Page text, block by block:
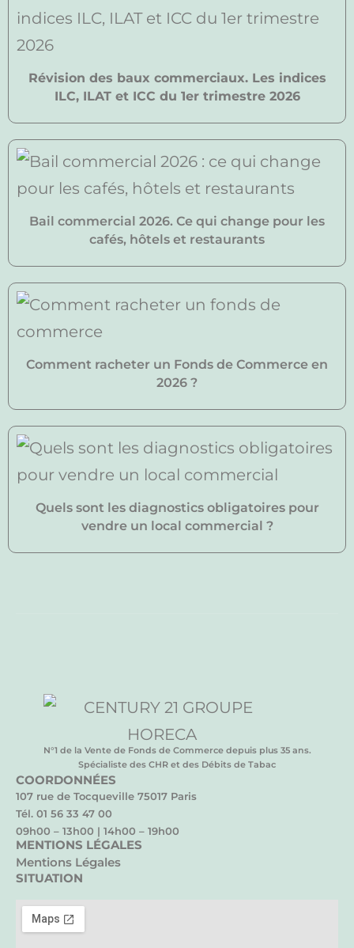
Révision des baux commerciaux. Les indices
ILC, ILAT et ICC du 1er trimestre 2026
Bail commercial 2026. Ce qui change pour les
cafés, hôtels et restaurants
Comment racheter un Fonds de Commerce en
2026 ?
Quels sont les diagnostics obligatoires pour
vendre un local commercial ?
N°1 de la Vente de Fonds de Commerce depuis plus 35 ans.
Spécialiste des CHR et des Débits de Tabac
COORDONNÉES
107 rue de Tocqueville 75017 Paris
Tél. 01 56 33 47 00
09h00 – 13h00 | 14h00 – 19h00
MENTIONS LÉGALES
Mentions Légales
SITUATION